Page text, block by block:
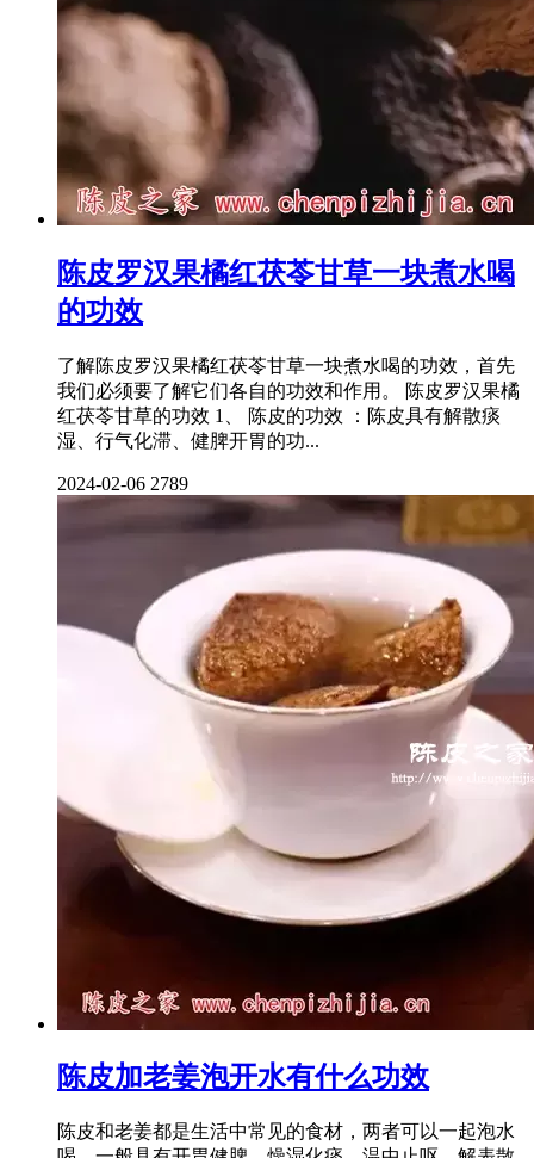
陈皮罗汉果橘红茯苓甘草一块煮水喝
的功效
了解陈皮罗汉果橘红茯苓甘草一块煮水喝的功效，首先
我们必须要了解它们各自的功效和作用。 陈皮罗汉果橘
红茯苓甘草的功效 1、 陈皮的功效 ：陈皮具有解散痰
湿、行气化滞、健脾开胃的功...
2024-02-06 2789
陈皮加老姜泡开水有什么功效
陈皮和老姜都是生活中常见的食材，两者可以一起泡水